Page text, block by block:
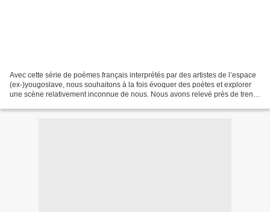
Avec cette série de poèmes français interprétés par des artistes de l’espace
(ex-)yougoslave, nous souhaitons à la fois évoquer des poètes et explorer
une scène relativement inconnue de nous. Nous avons relevé près de trente